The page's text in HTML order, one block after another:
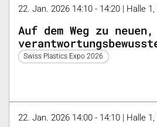
22. Jan. 2026 14:10 - 14:20 | Halle
Auf dem Weg zu neuen,
Gewohnheiten
Swiss Plastics Expo 2026
22. Jan. 2026 14:00 - 14:10 | Halle